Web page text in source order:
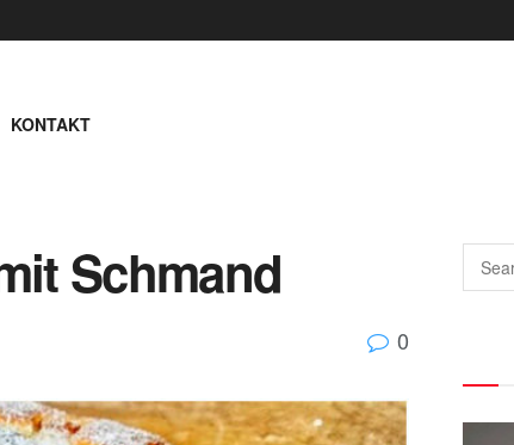
KONTAKT
Schmand
0